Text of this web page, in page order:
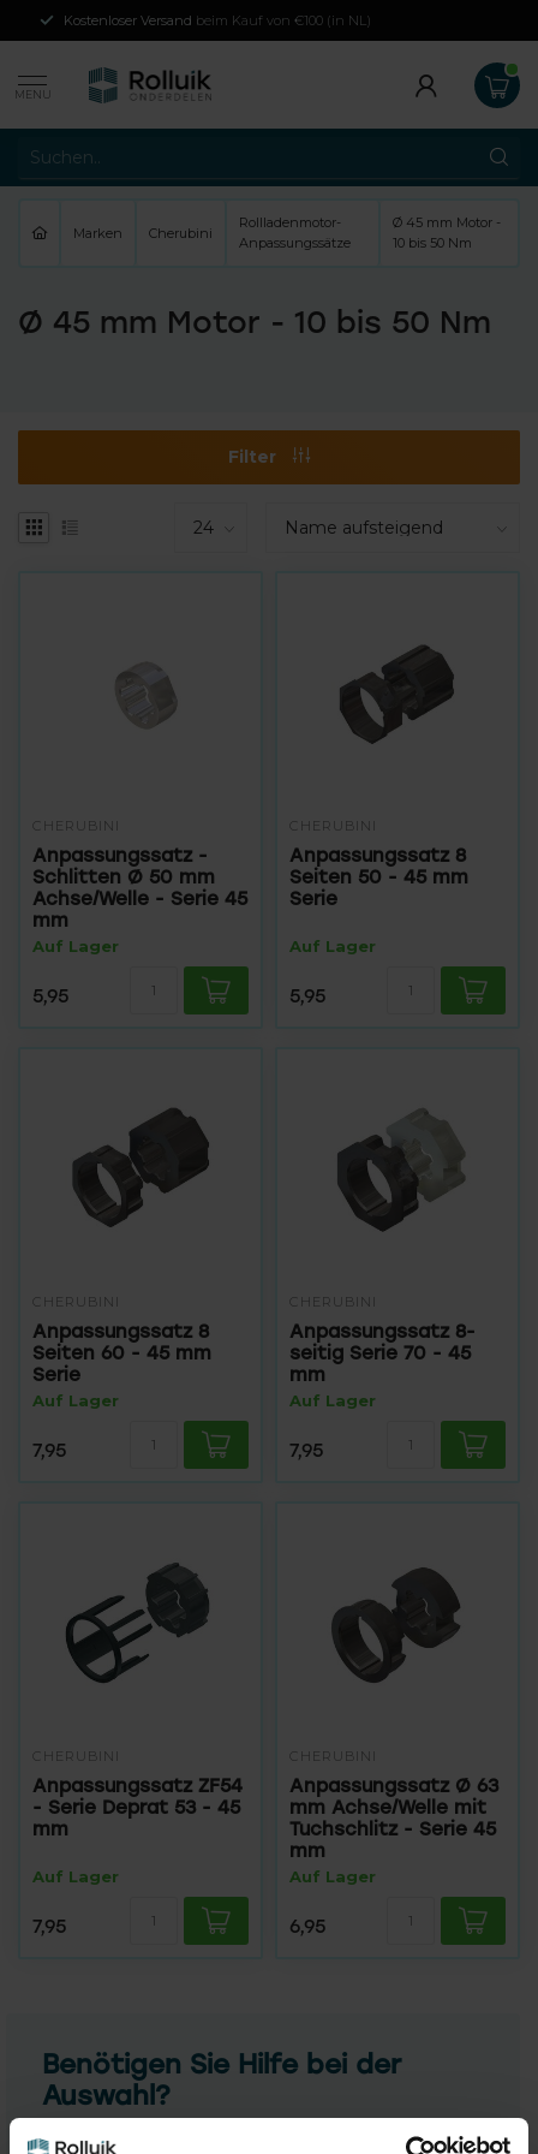
Kostenloser Versand beim Kauf von €100 (in NL)
MENU
Marken Cherubini
Rollladenmotor-
Anpassungssätze
Ø 45 mm Motor -
10 bis 50 Nm
Ø 45 mm Motor - 10 bis 50 Nm
Filter
CHERUBINI
Anpassungssatz -
Schlitten Ø 50 mm
Achse/Welle - Serie 45
mm
Auf Lager
5,95
CHERUBINI
Anpassungssatz 8
Seiten 50 - 45 mm
Serie
Auf Lager
5,95
CHERUBINI
Anpassungssatz 8
Seiten 60 - 45 mm
Serie
Auf Lager
7,95
CHERUBINI
Anpassungssatz 8-
seitig Serie 70 - 45
mm
Auf Lager
7,95
CHERUBINI
Anpassungssatz ZF54
- Serie Deprat 53 - 45
mm
Auf Lager
7,95
CHERUBINI
Anpassungssatz Ø 63
mm Achse/Welle mit
Tuchschlitz - Serie 45
mm
Auf Lager
6,95
Benötigen Sie Hilfe bei der
Auswahl?